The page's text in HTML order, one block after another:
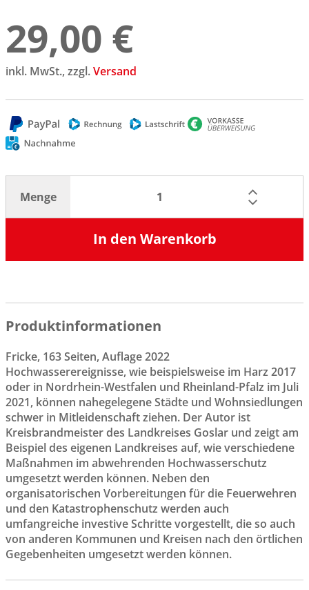
29,00 €
inkl. MwSt., zzgl.Versand
Menge
In den Warenkorb
Produktinformationen
Fricke, 163 Seiten, Auflage 2022
Hochwasserereignisse, wie beispielsweise im Harz 2017
oder in Nordrhein-Westfalen und Rheinland-Pfalz im Juli
2021, können nahegelegene Städte und Wohnsiedlungen
schwer in Mitleidenschaft ziehen. Der Autor ist
Kreisbrandmeister des Landkreises Goslar und zeigt am
Beispiel des eigenen Landkreises auf, wie verschiedene
Maßnahmen im abwehrenden Hochwasserschutz
umgesetzt werden können. Neben den
organisatorischen Vorbereitungen für die Feuerwehren
und den Katastrophenschutz werden auch
umfangreiche investive Schritte vorgestellt, die so auch
von anderen Kommunen und Kreisen nach den örtlichen
Gegebenheiten umgesetzt werden können.